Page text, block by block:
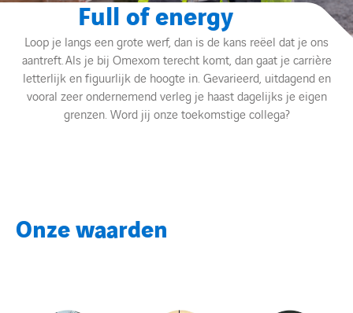
Contact
Full of energy
Loop je langs een grote werf, dan is de kans reëel dat je ons
aantreft. Als je bij Omexom terecht komt, dan gaat je carrière
letterlijk en figuurlijk de hoogte in. Gevarieerd, uitdagend en
vooral zeer ondernemend verleg je haast dagelijks je eigen
grenzen. Word jij onze toekomstige collega?
Onze waarden